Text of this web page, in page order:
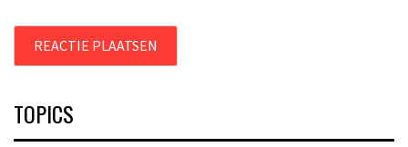
TOPICS